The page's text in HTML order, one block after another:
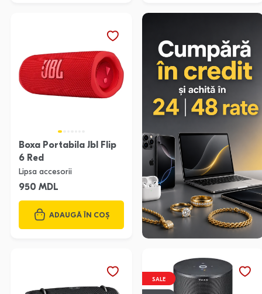
Boxa Portabila Jbl Flip
6 Red
Lipsa accesorii
950 MDL
ADAUGĂ ÎN COȘ
SALE